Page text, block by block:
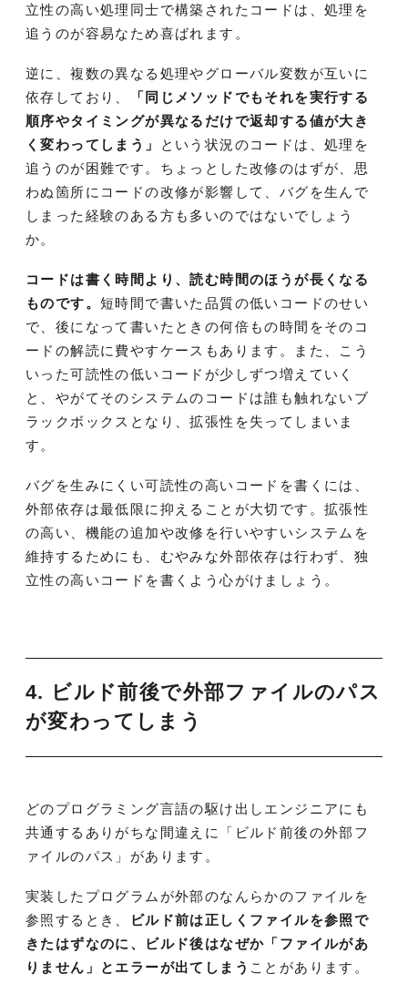
立性の高い処理同士で構築されたコードは、処理を
追うのが容易なため喜ばれます。
逆に、複数の異なる処理やグローバル変数が互いに
依存しており、
「同じメソッドでもそれを実行する
順序やタイミングが異なるだけで返却する値が大き
く変わってしまう」
という状況のコードは、処理を
追うのが困難です。ちょっとした改修のはずが、思
わぬ箇所にコードの改修が影響して、バグを生んで
しまった経験のある方も多いのではないでしょう
か。
コードは書く時間より、読む時間のほうが長くなる
ものです。 短時間で書いた品質の低いコードのせい
で、後になって書いたときの何倍もの時間をそのコ
ードの解読に費やすケースもあります。また、こう
いった可読性の低いコードが少しずつ増えていく
と、やがてそのシステムのコードは誰も触れないブ
ラックボックスとなり、拡張性を失ってしまいま
す。
バグを生みにくい可読性の高いコードを書くには、
外部依存は最低限に抑えることが大切です。拡張性
の高い、機能の追加や改修を行いやすいシステムを
維持するためにも、むやみな外部依存は行わず、独
立性の高いコードを書くよう心がけましょう。
4. ビルド前後で外部ファイルのパス
が変わってしまう
どのプログラミング言語の駆け出しエンジニアにも
共通するありがちな間違えに「ビルド前後の外部フ
ァイルのパス」があります。
実装したプログラムが外部のなんらかのファイルを
参照するとき、
ビルド前は正しくファイルを参照で
きたはずなのに、ビルド後はなぜか「ファイルがあ
りません」とエラーが出てしまう ことがあります。